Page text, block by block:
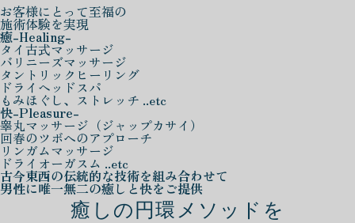
お客様にとって至福の
施術体験を実現
癒-Healing-
タイ古式マッサージ
バリニーズマッサージ
タントリックヒーリング
ドライヘッドスパ
もみほぐし、ストレッチ ..etc
快-Pleasure-
睾丸マッサージ（ジャップカサイ）
回春のツボへのアプローチ
リンガムマッサージ
ドライオーガスム ..etc
古今東西の伝統的な技術を組み合わせて
男性に唯一無二の癒しと快をご提供
癒しの円環メソッドを